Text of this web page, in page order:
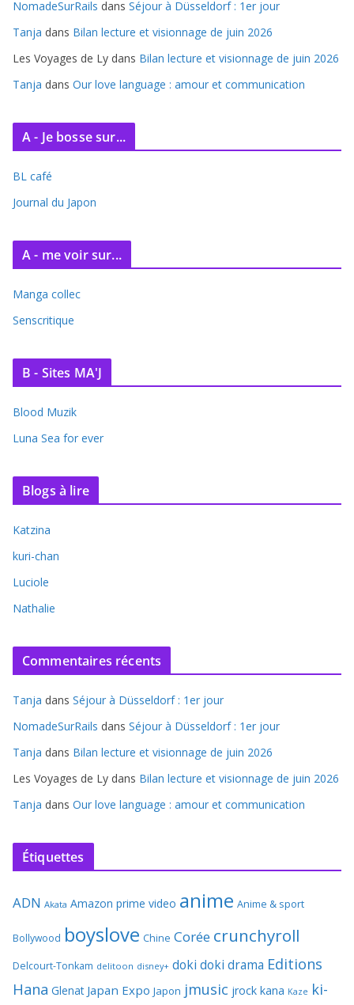
e
NomadeSurRails dans Séjour à Düsseldorf : 1er jour
Tanja dans Bilan lecture et visionnage de juin 2026
Les Voyages de Ly dans Bilan lecture et visionnage de juin 2026
Tanja dans Our love language : amour et communication
A - Je bosse sur...
BL café
Journal du Japon
A - me voir sur...
Manga collec
Senscritique
B - Sites MA'J
Blood Muzik
Luna Sea for ever
Blogs à lire
Katzina
kuri-chan
Luciole
Nathalie
Commentaires récents
Tanja dans Séjour à Düsseldorf : 1er jour
NomadeSurRails dans Séjour à Düsseldorf : 1er jour
Tanja dans Bilan lecture et visionnage de juin 2026
Les Voyages de Ly dans Bilan lecture et visionnage de juin 2026
Tanja dans Our love language : amour et communication
Étiquettes
ADN Akata Amazon prime video anime Anime & sport
Bollywood boyslove Chine Corée crunchyroll
Delcourt-Tonkam delitoon disney+ doki doki drama Editions
Hana Glenat Japan Expo Japon jmusic jrock kana Kaze ki-